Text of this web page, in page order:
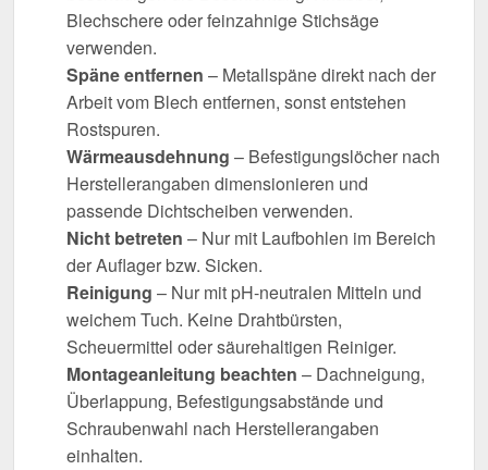
Blechschere oder feinzahnige Stichsäge
verwenden.
Späne entfernen – Metallspäne direkt nach der
Arbeit vom Blech entfernen, sonst entstehen
Rostspuren.
Wärmeausdehnung – Befestigungslöcher nach
Herstellerangaben dimensionieren und
passende Dichtscheiben verwenden.
Nicht betreten – Nur mit Laufbohlen im Bereich
der Auflager bzw. Sicken.
Reinigung – Nur mit pH-neutralen Mitteln und
weichem Tuch. Keine Drahtbürsten,
Scheuermittel oder säurehaltigen Reiniger.
Montageanleitung beachten – Dachneigung,
Überlappung, Befestigungsabstände und
Schraubenwahl nach Herstellerangaben
einhalten.